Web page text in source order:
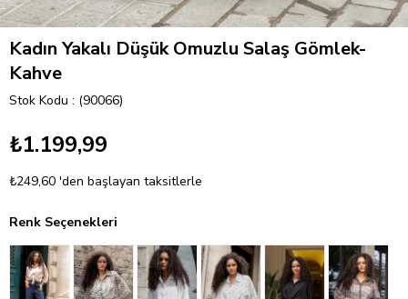
Kadın Yakalı Düşük Omuzlu Salaş Gömlek-
Kahve
Stok Kodu (90066)
₺1.199,99
₺249,60 'den başlayan taksitlerle
Renk Seçenekleri